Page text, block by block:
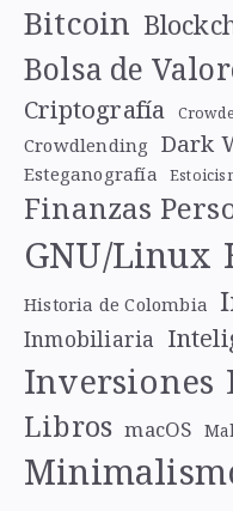
Bitcoin
Bolsa de
Criptografía
Crowdlending Dark
Esteganografía
Finanzas
GNU/Linux
Historia de Colombia
Inmobiliaria
Inversiones
Libros macOS